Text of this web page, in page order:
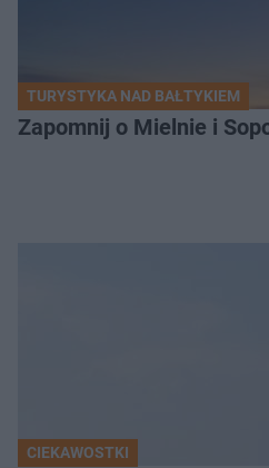
TURYSTYKA NAD BAŁTYKIEM
Zapomnij o Mielnie i
CIEKAWOSTKI